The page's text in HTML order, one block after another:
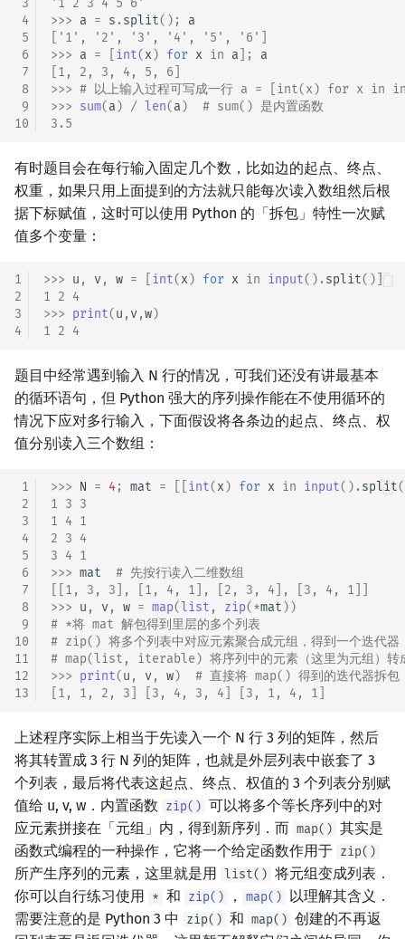
3
4
5
6
7
8
9
10
'1 2 3 4 5 6'
>>> a = s .split();
a
['1', '2', '3', '4', '5', '6']
>>> a = int(x) for x in a ];
a
[1, 2, 3, 4, 5, 6]
>>> # 以上输入过程可写成一行 a = [int(x) for x
>>> sum(a) / len(a)
# sum() 是内置函数
3.5
有时题目会在每行输入固定几个数，比如边的起点、终点、
权重，如果只用上面提到的方法就只能每次读入数组然后根
据下标赋值，这时可以使用 Python 的「拆包」特性一次赋
值多个变量：
1
2
3
4
>>> u , v, w = int(x) for x in input() .split()]
1 2 4
>>> print(u , v,w)
1 2 4
题目中经常遇到输入 N 行的情况，可我们还没有讲最基本
的循环语句，但 Python 强大的序列操作能在不使用循环的
情况下应对多行输入，下面假设将各条边的起点、终点、权
值分别读入三个数组：
1
2
3
4
5
6
7
8
9
10
11
12
13
>>> N = 4; mat = int(x) for x in input() .split
1 3 3
1 4 1
2 3 4
3 4 1
>>> mat
# 先按行读入二维数组
[[1, 3, 3], [1, 4, 1], [2, 3, 4], [3, 4, 1]]
>>> u , v, w = map(list , zip(*mat))
# *将 mat 解包得到里层的多个列表
# zip() 将多个列表中对应元素聚合成元组，得到一个迭代器
# map(list, iterable) 将序列中的元素（这里为元组）转
>>> print(u , v, w)
# 直接将 map() 得到的迭代器拆
[1, 1, 2, 3] [3, 4, 3, 4] [3, 1, 4, 1]
上述程序实际上相当于先读入一个 N 行 3 列的矩阵，然后
将其转置成 3 行 N 列的矩阵，也就是外层列表中嵌套了 3
个列表，最后将代表这起点、终点、权值的 3 个列表分别赋
值给 u, v, w．内置函数 zip() 可以将多个等长序列中的对
应元素拼接在「元组」内，得到新序列．而 map() 其实是
函数式编程的一种操作，它将一个给定函数作用于 zip()
所产生序列的元素，这里就是用 list() 将元组变成列表．
你可以自行练习使用 * 和 zip() ， map() 以理解其含义．
需要注意的是 Python 3 中
zip() 和 map() 创建的不再返